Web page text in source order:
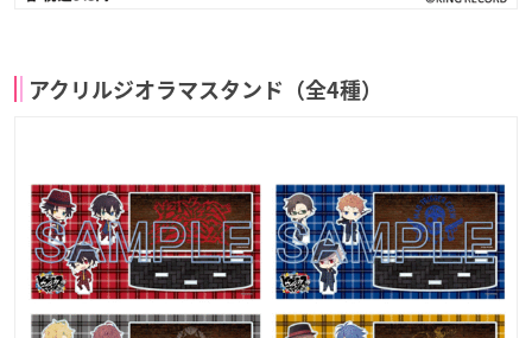
アクリルジオラマスタンド（全4種）